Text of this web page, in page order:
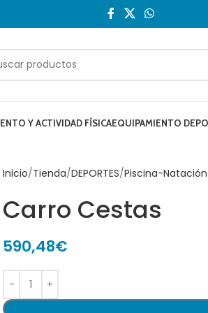
Y ACTIVIDAD FÍSICAEQUIPAMIENTO
Inicio Tienda DEPORTES Piscina-Natación
Carro Cestas
590,48€